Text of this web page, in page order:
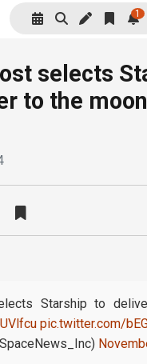
1
selects
to the moon
Starship to
pic.twitter.com/